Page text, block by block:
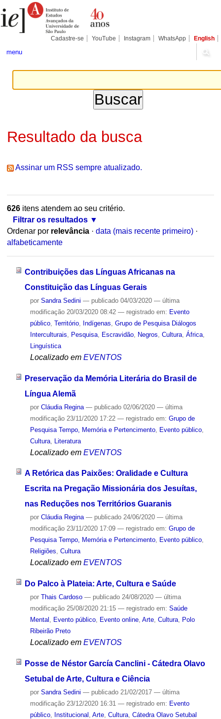
para
conteúdo.
Pessoais
Cadastre-se YouTube Instagram WhatsApp English
menu
Resultado da busca
Assinar um RSS sempre atualizado.
626itens atendem ao seu critério.
Filtrar os resultados
Ordenar por relevância · data (mais recente primeiro) ·
alfabeticamente
Contribuições das Línguas Africanas na
Constituição das Línguas Gerais
por Sandra Sedini — publicado04/03/2020 — última
modificação20/03/2020 08:42 — registrado em: Evento
público, Território, Indígenas Grupo de Pesquisa Diálogos
Interculturais
Pesquisa, Escravidão, Negros Cultura, África,
Linguística
Localizado em EVENTOS
Preservação da Memória Literária do Brasil de
Língua Alemã
por Cláudia Regina — publicado02/06/2020 — última
modificação23/11/2020 17:22 — registrado em: Grupo de
Pesquisa Tempo, Memória e Pertencimento, Evento público,
Cultura, Literatura
Localizado em EVENTOS
A Retórica das Paixões: Oralidade e Cultura
Escrita na Pregação Missionária dos Jesuítas,
nas Reduções nos Territórios Guaranis
por Cláudia Regina — publicado24/06/2020 — última
modificação23/11/2020 17:09 — registrado em: Grupo de
Pesquisa Tempo, Memória e Pertencimento, Evento público,
Religiões, Cultura
Localizado em EVENTOS
Do Palco à Plateia: Arte, Cultura e Saúde
por Thais Cardoso — publicado24/08/2020 — última
modificação25/08/2020 21:15 — registrado em: Saúde
Mental , Evento público, Evento online, Arte, Cultura, Polo
Ribeirão Preto
Localizado em EVENTOS
Posse de Néstor García Canclini - Cátedra Olavo
Setubal de Arte, Cultura e Ciência
por Sandra Sedini — publicado21/02/2017 — última
modificação23/12/2020 16:31 — registrado em: Evento
público, Institucional Arte, Cultura, Cátedra Olavo Setubal